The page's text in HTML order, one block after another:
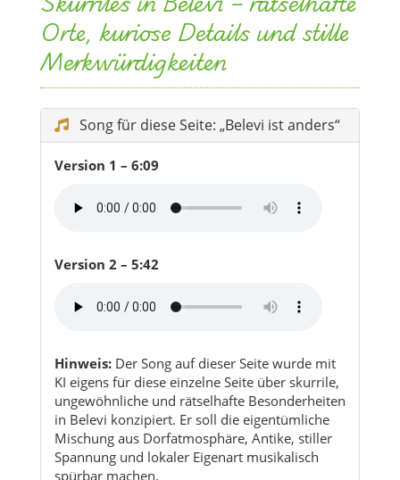
Song für diese Seite: „Belevi ist anders“
Version 1 – 6:09
Version 2 – 5:42
Hinweis:Der Song auf dieser Seite wurde mit
ungewöhnliche und rätselhafte Besonderheiten
Spannung und lokaler Eigenart musikalisch
spürbar machen.
Belevi von seiner schräg-schönen Seite